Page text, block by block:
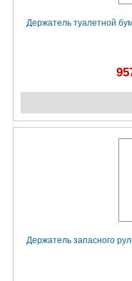
Держатель туалетной
Держатель запасного